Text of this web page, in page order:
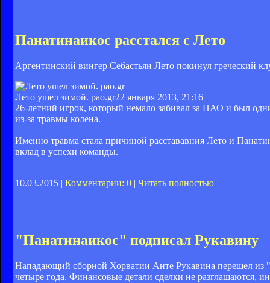
Панатинаикос расстался с Лето
Аргентинский вингер Себастьян Лето покинул греческий
Лето ушел зимой. pao.gr22 января 2013, 21:16
26-летний игрок, который немало забивал за ПАО и был
из-за травмы колена.
Именно травма стала причиной расстававния Лето и
вклад в успехи команды.
10.03.2015 | Комментарии: 0 | Читать полностью
"Панатинаикос" подписал Рукавину
Нападающий сборной Хорватии Анте Рукавина перешел из
четыре года. Финансовые детали сделки не разглашаются,